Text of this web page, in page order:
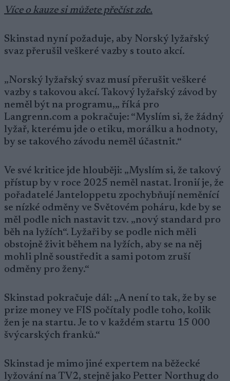
Více o kauze si můžete přečíst zde.
Skinstad nyní požaduje, aby Norský lyžařský
svaz přerušil veškeré vazby s touto akcí.
„Norský lyžařský svaz musí přerušit veškeré
vazby s takovou akcí. Takový lyžařský závod by
neměl být na programu,„ říká pro
Langrenn.com a pokračuje: “Myslím si, že žádný
lyžař, kterému jde o etiku, morálku a hodnoty,
by se takového závodu neměl účastnit.“
Ve své kritice jde hlouběji: „Myslím si, že takový
přístup by v roce 2025 neměl nastat. Ironií je, že
pořadatelé Janteloppetu zpochybňují neměnící
se nízké odměny ve Světovém poháru, kde by se
měl podle nich nastavit tzv. „nový standard pro
běh na lyžích“. Lyžaři by se podle nich měli
obstojně živit během na lyžích, aby se na něj
mohli plně soustředit a sami potom zruší
odměny pro ženy.“
Skinstad pokračuje dál: „A není to tak, že by se
prize money ve FIS počítaly podle toho, kolik
žen je na startu. Je to v každém startu 15 000
švýcarských franků.“
Skinstad je mimo jiné expertem na běžecké
lyžování na TV2, stejně jako Petter Northug do